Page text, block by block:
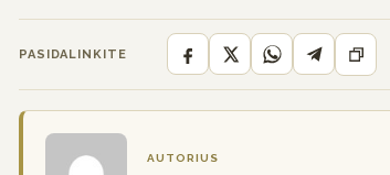
PASIDALINKITE
AUTORIUS